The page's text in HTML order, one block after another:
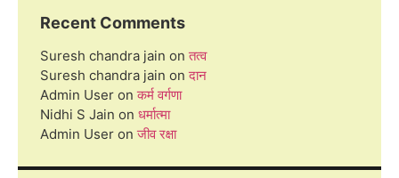
Recent Comments
Suresh chandra jain onतत्व
Suresh chandra jain onदान
Admin User onकर्म वर्गणा
Nidhi S Jain on धर्मात्मा
Admin User onजीव रक्षा